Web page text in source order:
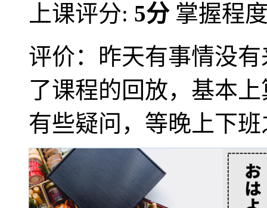
上课评分: 5分 掌握程
评价：昨天有事情没
了课程的回放，基本
有些疑问，等晚上下